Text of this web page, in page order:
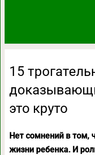
15
это круто
Нет сомнений в том,
жизни ребенка. И